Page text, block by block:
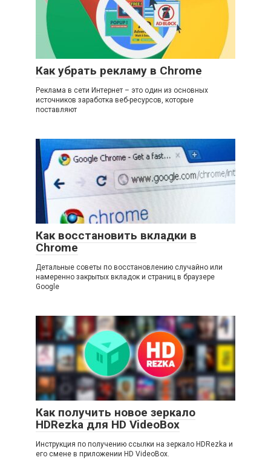
Как убрать рекламу в Chrome
Реклама в сети Интернет – это один из основных
источников заработка веб-ресурсов, которые
поставляют
Как восстановить вкладки в
Chrome
Детальные советы по восстановлению случайно или
намеренно закрытых вкладок и страниц в браузере
Google
Как получить новое зеркало
HDRezka для HD VideoBox
Инструкция по получению ссылки на зеркало HDRezka и
его смене в приложении HD VideoBox.